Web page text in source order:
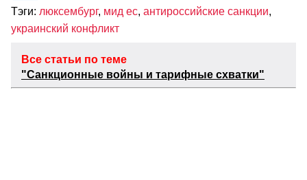
Тэги: люксембург, мид ес, антироссийские санкции,
украинский конфликт
Все статьи по теме
"Санкционные войны и тарифные схватки"